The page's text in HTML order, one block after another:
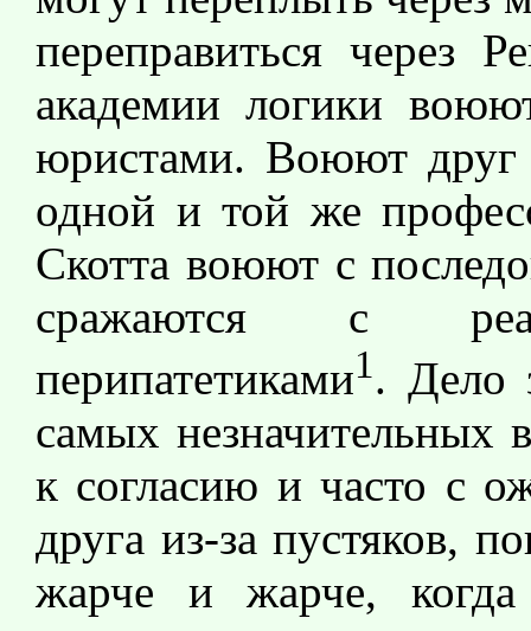
переправиться
академии логики
юристами. Воюют друг
одной и той же
Скотта воюют с
сражаются с
перипатетиками1. Дело
самых незначительных
к согласию и часто с
друга из-за пустяков,
жарче и жарче, когда